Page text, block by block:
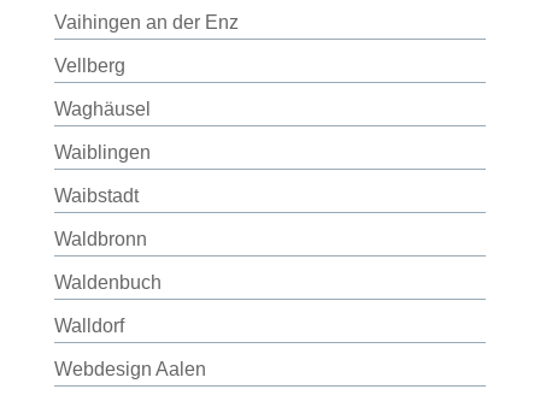
Vaihingen an der Enz
Vellberg
Waghäusel
Waiblingen
Waibstadt
Waldbronn
Waldenbuch
Walldorf
Webdesign Aalen